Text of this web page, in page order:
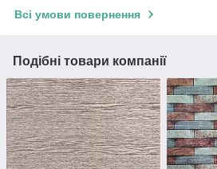
Всі умови повернення
Подібні товари компанії